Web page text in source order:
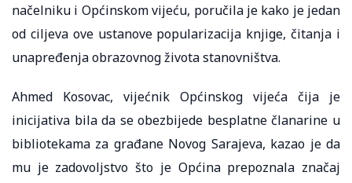
načelniku i Općinskom vijeću, poručila je kako je jedan
od ciljeva ove ustanove popularizacija knjige, čitanja i
unapređenja obrazovnog života stanovništva.
Ahmed Kosovac, vijećnik Općinskog vijeća čija je
inicijativa bila da se obezbijede besplatne članarine u
bibliotekama za građane Novog Sarajeva, kazao je da
mu je zadovoljstvo što je Općina prepoznala značaj